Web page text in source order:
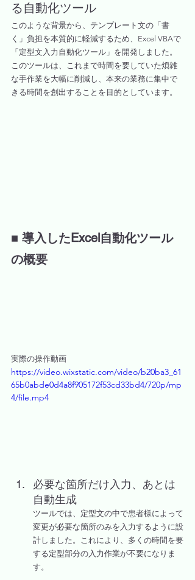
る自動化ツール
このような背景から、テンプレート文の「書
く」負担を本質的に軽減するため、Excel VBAで
「定型文入力自動化ツール」を開発しました。
このツールは、これまで時間を要していた煩雑
な手作業を大幅に削減し、本来の業務に集中で
きる時間を創出することを目的としています。
■ 導入したExcel自動化ツール
の概要
実際の操作動画
https://video.wixstatic.com/video/b20ba3_61
65b0abde0d4a8f905172f53cd33bd4/720p/mp
4/file.mp4
必要な箇所だけ入力、あとは
自動生成
ツールでは、定型文の中で患者様によって
変更が必要な箇所のみを入力するように設
計しました。これにより、多くの時間を要
する定型部分の入力作業が不要になりま
す。